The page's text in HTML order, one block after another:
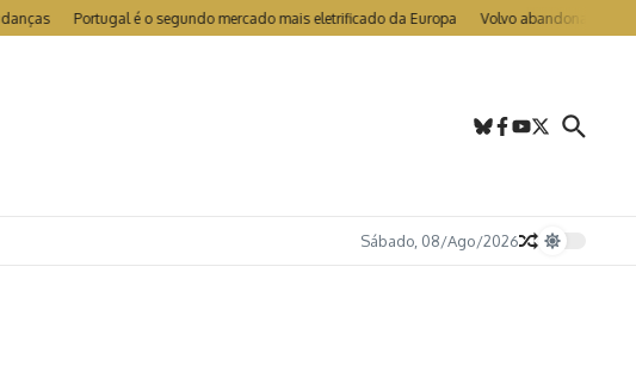
Portugal é o segundo mercado mais eletrificado da Europa Volvo abandona LIDAR nos
Sábado, 08/Ago/2026